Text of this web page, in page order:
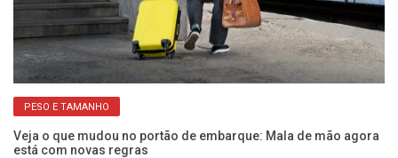
PESO E TAMANHO
Veja o que mudou no portão de embarque: Mala de mão agora
está com novas regras